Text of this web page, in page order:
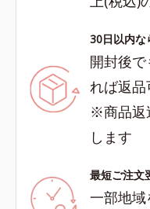
30日以内な
開封後
れば返
※商品返
します
最短ご注文
一部地